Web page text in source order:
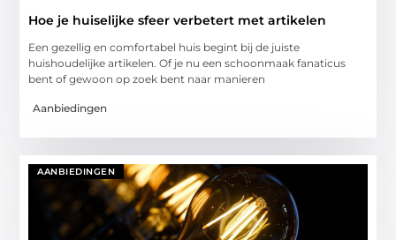
Hoe je huiselijke sfeer verbetert met artikelen
Een gezellig en comfortabel huis begint bij de juiste
huishoudelijke artikelen. Of je nu een schoonmaak fanaticus
bent of gewoon op zoek bent naar manieren
Aanbiedingen
AANBIEDINGEN